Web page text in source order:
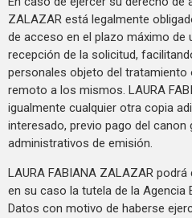
ZALAZAR está legalmente
de acceso en el plazo máximo de
recepción de la solicitud,
personales objeto del
remoto a los mismos. LAURA
igualmente cualquier otra copia
interesado, previo pago del
administrativos de emisión.
LAURA FABIANA ZALAZAR
en su caso la tutela de la Agencia
Datos con motivo de haberse